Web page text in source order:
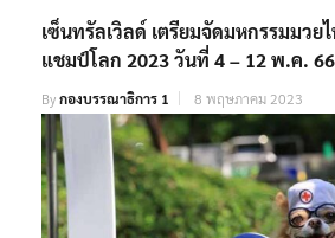
เซ็นทรัลเวิลด์ เตรียมจัดมหกรรมมวย
แชมป์โลก 2023 วันที่ 4 – 12 พ.ค. 66
Byกองบรรณาธิการ 1 8 พฤษภาคม 2023